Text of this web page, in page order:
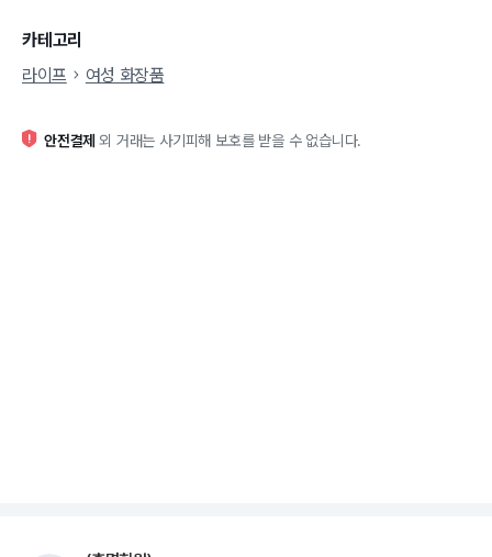
카테고리
라이프
여성 화장품
안전결제 외 거래는 사기피해 보호를 받을 수 없습니다.